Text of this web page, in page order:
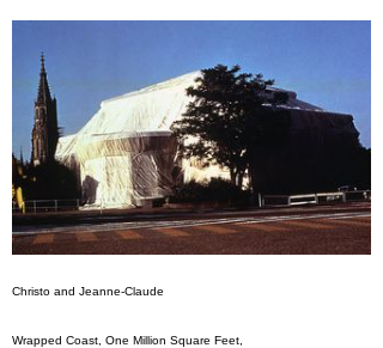
Christo and Jeanne-Claude
Wrapped Coast, One Million Square Feet,